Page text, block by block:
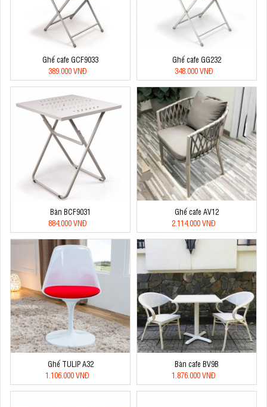
Ghế cafe GCF9033
389.000 VNĐ
Ghế cafe GG232
348.000 VNĐ
Bàn BCF9031
884.000 VNĐ
Ghế cafe AV12
2.114.000 VNĐ
Ghế TULIP A32
1.106.000 VNĐ
Bàn cafe BV9B
1.876.000 VNĐ